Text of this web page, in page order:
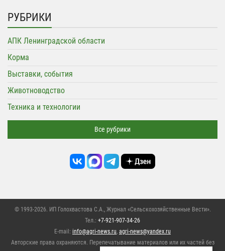
РУБРИКИ
АПК Ленинградской области
Корма
Выставки, события
Животноводство
Техника и технологии
Все рубрики
© 1993-2026. ИП Голохвастова С.А., Журнал «Сельскохозяйственные Вести».
Тел.: +7-921-907-34-26
E-mail: info@agri-news.ru, agri-news@yandex.ru
Авторские права охраняются. Перепечатывание материалов или их частей без